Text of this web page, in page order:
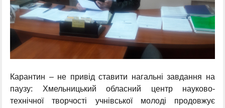
Карантин – не привід ставити нагальні завдання на
паузу: Хмельницький обласний центр науково-
технічної творчості учнівської молоді продовжує